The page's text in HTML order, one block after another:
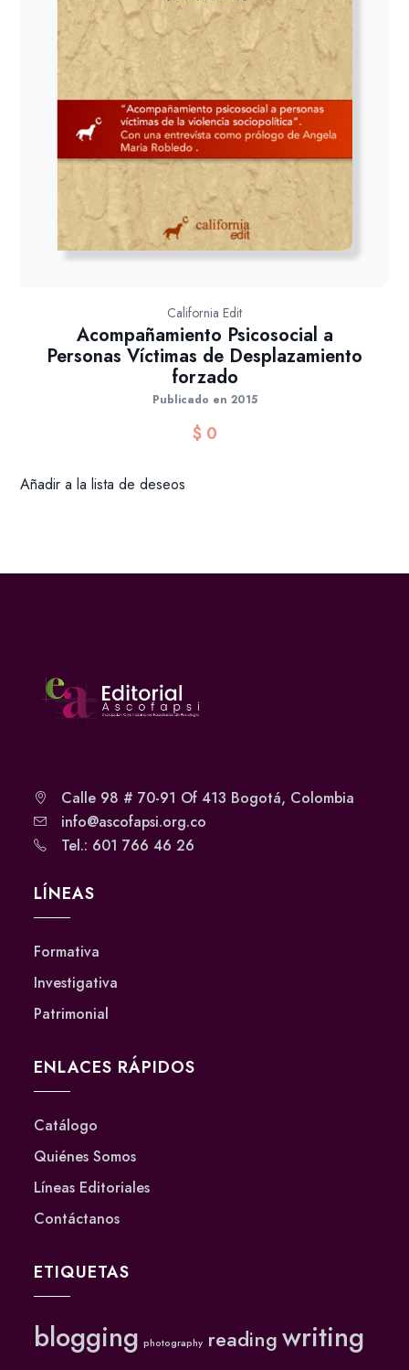
California Edit
Acompañamiento Psicosocial a
Personas Víctimas de Desplazamiento
forzado
Publicado en 2015
$0
Añadir a la lista de deseos
Calle 98 # 70-91 Of 413 Bogotá, Colombia
info@ascofapsi.org.co
Tel.: 601 766 46 26
LÍNEAS
Formativa
Investigativa
Patrimonial
ENLACES RÁPIDOS
Catálogo
Quiénes Somos
Líneas Editoriales
Contáctanos
ETIQUETAS
blogging photography reading writing